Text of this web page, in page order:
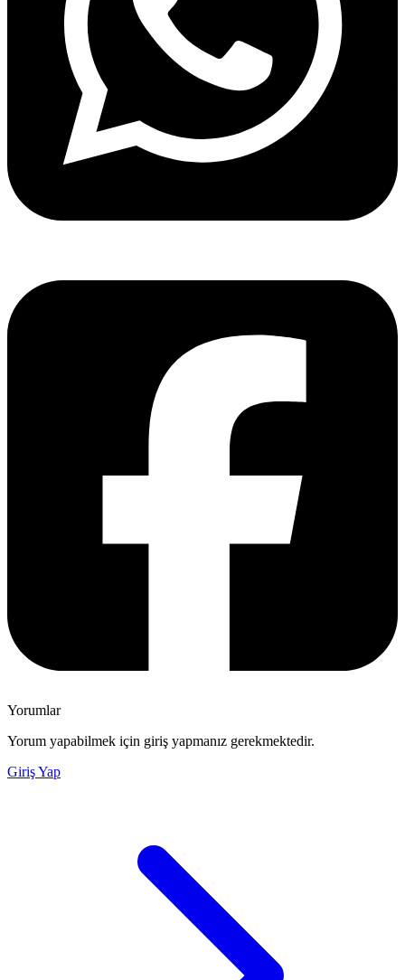
Yorumlar
Yorum yapabilmek için giriş yapmanız gerekmektedir.
Giriş Yap